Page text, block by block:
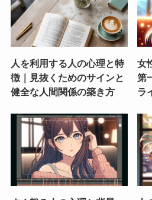
人を利用する人の心理と特
徴｜見抜くためのサインと
健全な人間関係の築き方
女
第
ラ